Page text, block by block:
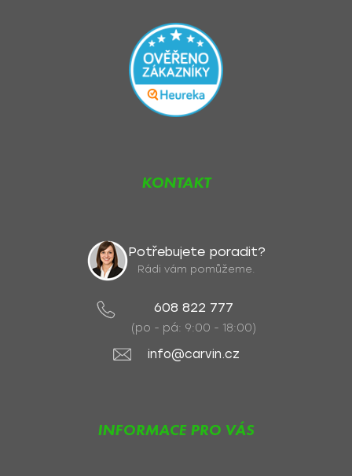
KONTAKT
Potřebujete poradit?
Rádi vám pomůžeme.
608 822 777
(po - pá: 9:00 - 18:00)
info@carvin.cz
INFORMACE PRO VÁS